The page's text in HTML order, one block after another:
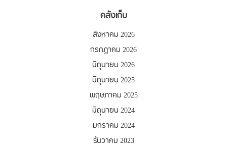
คลังเก็บ
สิงหาคม 2026
กรกฎาคม 2026
มิถุนายน 2026
มิถุนายน 2025
พฤษภาคม 2025
มิถุนายน 2024
มกราคม 2024
ธันวาคม 2023